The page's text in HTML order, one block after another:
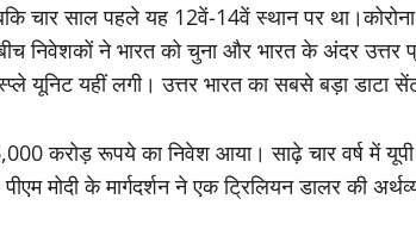
चार साल पहले यह 12वें-14वें स्थान पर
निवेशकों ने भारत को चुना और भारत के अंदर
यहीं लगी। उत्तर भारत का सबसे बड़ा डाटा
करोड़ रूपये का निवेश आया। साढ़े चार वर्ष में
मोदी के मार्गदर्शन ने एक ट्रिलियन डालर की